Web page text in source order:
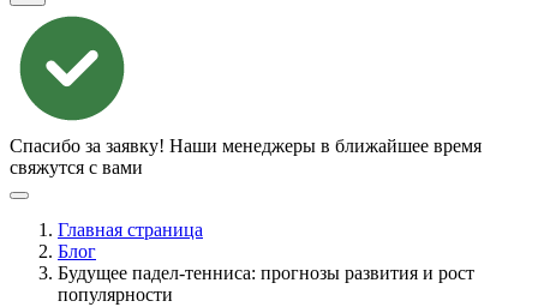
Спасибо за заявку! Наши менеджеры в ближайшее время
свяжутся с вами
Главная страница
Блог
Будущее падел-тенниса: прогнозы развития и рост
популярности